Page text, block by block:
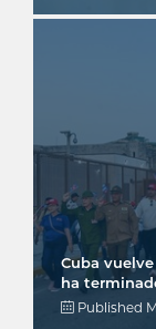
Cuba
ha
Published